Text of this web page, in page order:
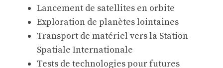
Lancement de satellites en orbite
Exploration de planètes lointaines
Transport de matériel vers la Station
Spatiale Internationale
Tests de technologies pour futures